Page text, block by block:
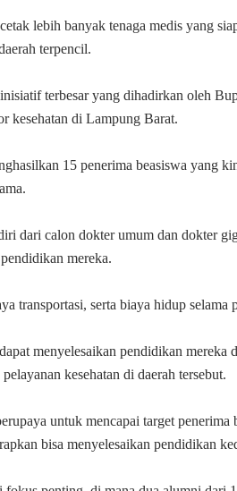
lebih banyak tenaga medis yang
terpencil.
terbesar yang dihadirkan oleh
kesehatan di Lampung Barat.
15 penerima beasiswa yang
dari calon dokter umum dan dokter
mereka.
transportasi, serta biaya hidup selama
menyelesaikan pendidikan mereka
kesehatan di daerah tersebut.
untuk mencapai target penerima
bisa menyelesaikan pendidikan